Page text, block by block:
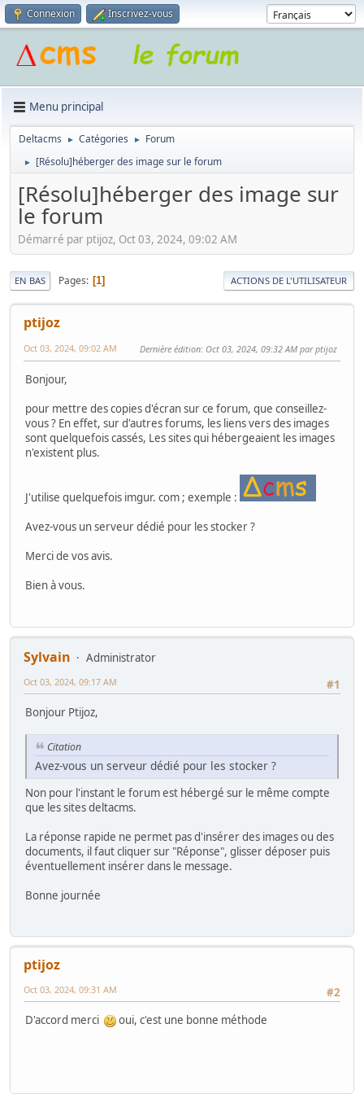
Connexion Inscrivez-vous
Menu principal
Deltacms ► Catégories ► Forum
► [Résolu]héberger des image sur le forum
[Résolu]héberger des image sur
le forum
Démarré par ptijoz, Oct 03, 2024, 09:02 AM
EN BAS Pages 1 ACTIONS DE L'UTILISATEUR
ptijoz
Oct 03, 2024, 09:02 AM Dernière édition: Oct 03, 2024, 09:32 AM par ptijoz
Bonjour,
pour mettre des copies d'écran sur ce forum, que conseillez-
vous ? En effet, sur d'autres forums, les liens vers des images
sont quelquefois cassés, Les sites qui hébergeaient les images
n'existent plus.
J'utilise quelquefois imgur. com ; exemple :
Avez-vous un serveur dédié pour les stocker ?
Merci de vos avis.
Bien à vous.
Sylvain
Administrator
#1
Oct 03, 2024, 09:17 AM
Bonjour Ptijoz,
Citation
Avez-vous un serveur dédié pour les stocker ?
Non pour l'instant le forum est hébergé sur le même compte
que les sites deltacms.
La réponse rapide ne permet pas d'insérer des images ou des
documents, il faut cliquer sur "Réponse", glisser déposer puis
éventuellement insérer dans le message.
Bonne journée
ptijoz
#2
Oct 03, 2024, 09:31 AM
D'accord merci oui, c'est une bonne méthode